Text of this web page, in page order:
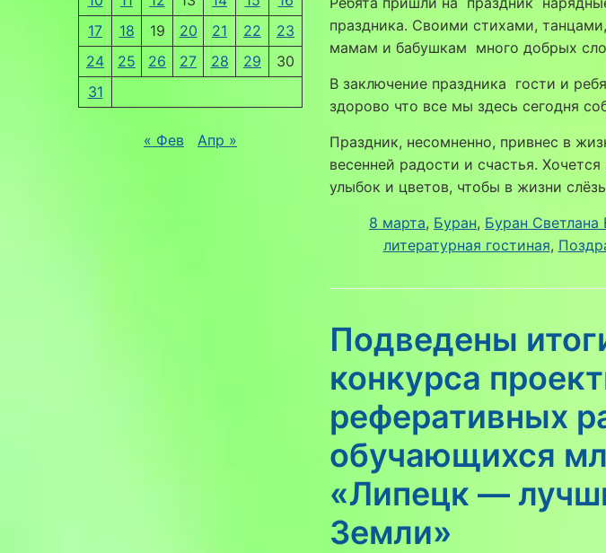
17
18 19 20 21 22
23
24
25 26 27 28 29
30
31
« Фев Апр »
праздника. Своими стихами,
мамам и бабушкам много добрых
В заключение праздника гости и
здорово что все мы здесь сегодня
Праздник, несомненно, привнес в
весенней радости и счастья.
улыбок и цветов, чтобы в жизни
8 марта, Буран, Буран
литературная гостиная,
Подведены
конкурса
реферативных
обучающихся
«Липецк —
Земли»